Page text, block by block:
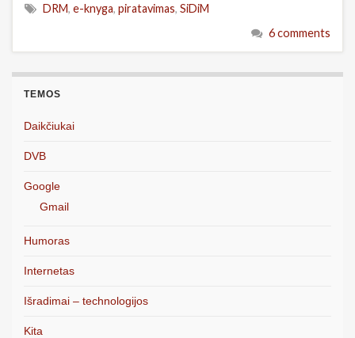
DRM, e-knyga, piratavimas, SiDiM
6 comments
TEMOS
Daikčiukai
DVB
Google
Gmail
Humoras
Internetas
Išradimai – technologijos
Kita